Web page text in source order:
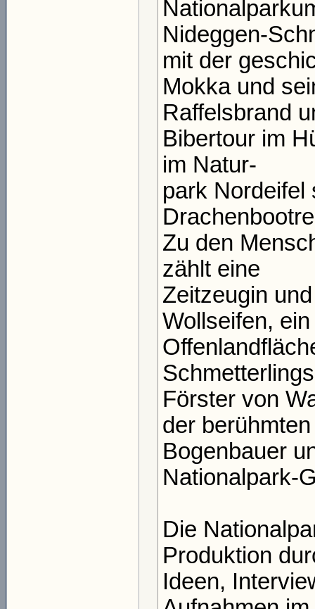
Nideggen-
mit der
Mokka und
Raffelsbrand
Bibertour im
im Natur-
park Nordeifel
Zu den
zählt eine
Zeitzeugin
Wollseifen,
Förster von
der
Bogenbauer
Nationalpark-
Die
Produktion
Ideen,